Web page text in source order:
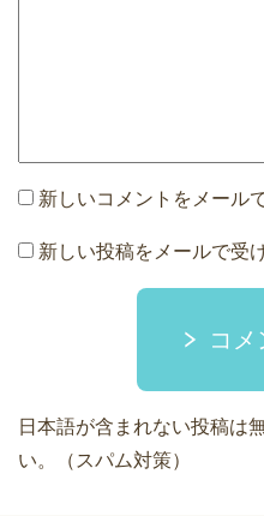
新しいコメントをメール
新しい投稿をメールで受
コ
日本語が含まれない投稿は
い。（スパム対策）